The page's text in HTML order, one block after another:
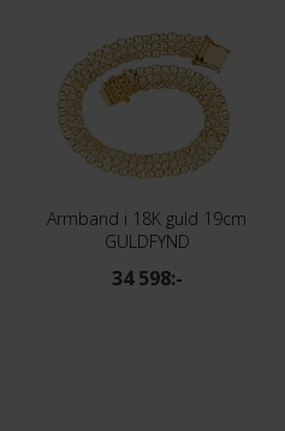
Armband i 18K guld 19cm
GULDFYND
34 598:-